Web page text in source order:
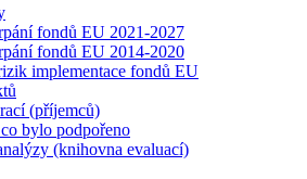
fondů EU 2021-2027
fondů EU 2014-2020
implementace fondů EU
(příjemců)
bylo podpořeno
(knihovna evaluací)